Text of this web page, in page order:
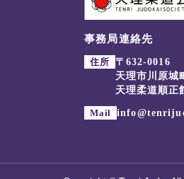
事務局連絡先
住所
〒632-0016
天理市川原城
天理柔道順正
Mail